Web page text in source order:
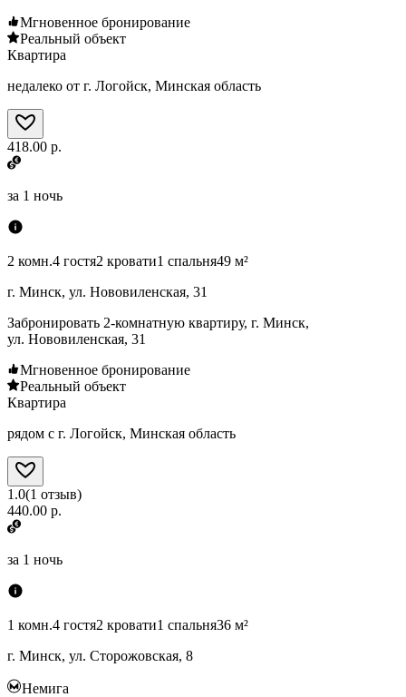
Мгновенное бронирование
Реальный объект
Квартира
недалеко от г. Логойск, Минская область
418.00 р.
за 1 ночь
2 комн.4 гостя2 кровати1 спальня49 м²
г. Минск, ул. Нововиленская, 31
Забронировать 2-комнатную квартиру, г. Минск,
ул. Нововиленская, 31
Мгновенное бронирование
Реальный объект
Квартира
рядом с г. Логойск, Минская область
1.0(1 отзыв)
440.00 р.
за 1 ночь
1 комн.4 гостя2 кровати1 спальня36 м²
г. Минск, ул. Сторожовская, 8
Немига